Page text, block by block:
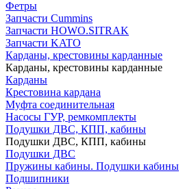
Фетры
Запчасти Cummins
Запчасти HOWO.SITRAK
Запчасти KATO
Карданы, крестовины карданные
Карданы, крестовины карданные
Карданы
Крестовина кардана
Муфта соединительная
Насосы ГУР, ремкомплекты
Подушки ДВС, КПП, кабины
Подушки ДВС, КПП, кабины
Подушки ДВС
Пружины кабины. Подушки кабины
Подшипники